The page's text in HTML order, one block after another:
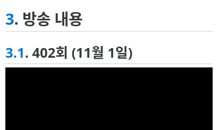
3. 방송 내용
3.1. 402회 (11월 1일)